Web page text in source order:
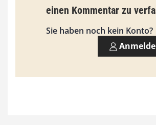
s
9
0
einen Kommentar zu
Sie haben noch kein Konto?